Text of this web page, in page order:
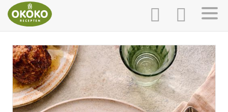
INLOGGEN
AANMELDEN
HOME
RECEPTEN